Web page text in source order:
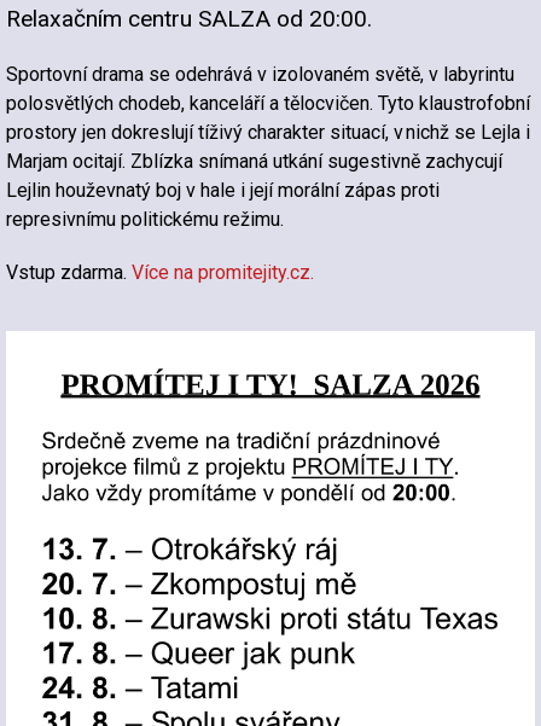
Relaxačním centru SALZA od 20:00.
Sportovní drama se odehrává v izolovaném světě, v labyrintu
polosvětlých chodeb, kanceláří a tělocvičen. Tyto klaustrofobní
prostory jen dokreslují tíživý charakter situací, v nichž se Lejla i
Marjam ocitají. Zblízka snímaná utkání sugestivně zachycují
Lejlin houževnatý boj v hale i její morální zápas proti
represivnímu politickému režimu.
Vstup zdarma. Více na promitejity.cz.